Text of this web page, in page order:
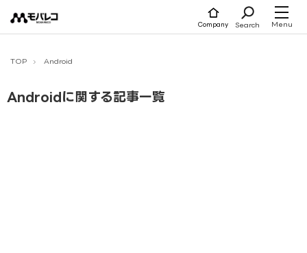
ツ
Company Search Menu
TOP Android
Androidに関する記事一覧